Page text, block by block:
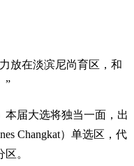
放在淡滨尼尚育区，和
”
本届大选将独当一面，出
Changkat）单选区，代
。